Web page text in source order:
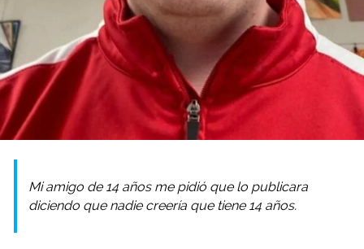
Mi amigo de 14 años me pidió que lo publicara
diciendo que nadie creería que tiene 14 años.